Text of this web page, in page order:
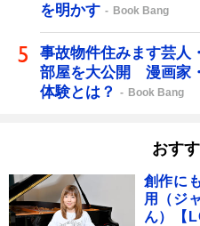
を明かす
Book Bang
事故物件住みます芸人
部屋を大公開 漫画家
体験とは？
Book Bang
おす
創作に
用（ジ
ん）【